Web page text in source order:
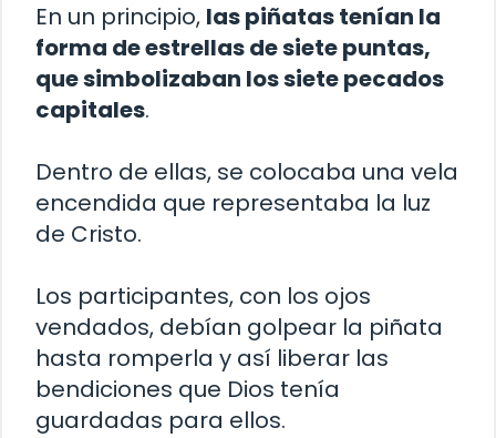
En un principio, las piñatas tenían la
forma de estrellas de siete puntas,
que simbolizaban los siete pecados
capitales.
Dentro de ellas, se colocaba una vela
encendida que representaba la luz
de Cristo.
Los participantes, con los ojos
vendados, debían golpear la piñata
hasta romperla y así liberar las
bendiciones que Dios tenía
guardadas para ellos.